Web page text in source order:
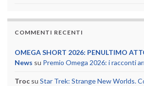
COMMENTI RECENTI
OMEGA SHORT 2026: PENULTIMO
News su Premio Omega 2026: i racconti
Troc su Star Trek: Strange New Worlds.